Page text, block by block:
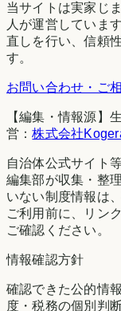
当サイトは実家じ
人が運営していま
直しを行い、信頼
す。
お問い合わせ・ご
【編集・情報源】
営：株式会社
自治体公式サイト
編集部が収集・整
いない制度情報は
ご利用前に、リン
ご確認ください。
情報確認方針
確認できた公的情
度・税務の個別判